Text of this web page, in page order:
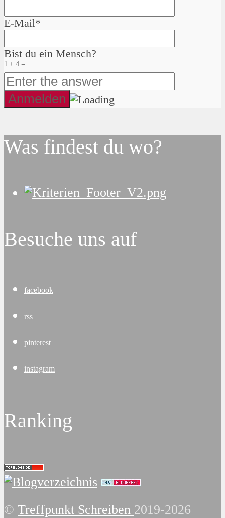
E-Mail*
Bist du ein Mensch?
1 + 4 =
Was findest du wo?
Besuche uns auf
facebook
rss
pinterest
instagram
Ranking
© Treffpunkt Schreiben 2019-2026